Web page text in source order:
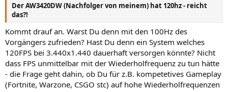
Der AW3420DW (Nachfolger von meinem) hat 120hz - reicht
das?!
Kommt drauf an. Warst Du denn mit den 100Hz des
Vorgängers zufrieden? Hast Du denn ein System welches
120FPS bei 3.440x1.440 dauerhaft versorgen könnte? Nicht
dass FPS unmittelbar mit der Wiederholfrequenz zu tun hätte
- die Frage geht dahin, ob Du für z.B. kompetetives Gameplay
(Fortnite, Warzone, CSGO stc) auf hohe Wiederholfrequenzen